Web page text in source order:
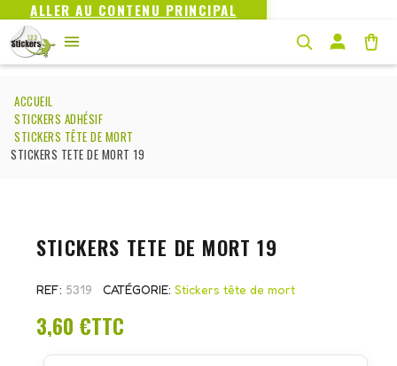
ALLER AU CONTENU PRINCIPAL
ACCUEIL
STICKERS ADHÉSIF
STICKERS TÊTE DE MORT
STICKERS TETE DE MORT 19
STICKERS TETE DE MORT 19
REF 5319 CATÉGORIE Stickers tête de mort
3,60 €TTC